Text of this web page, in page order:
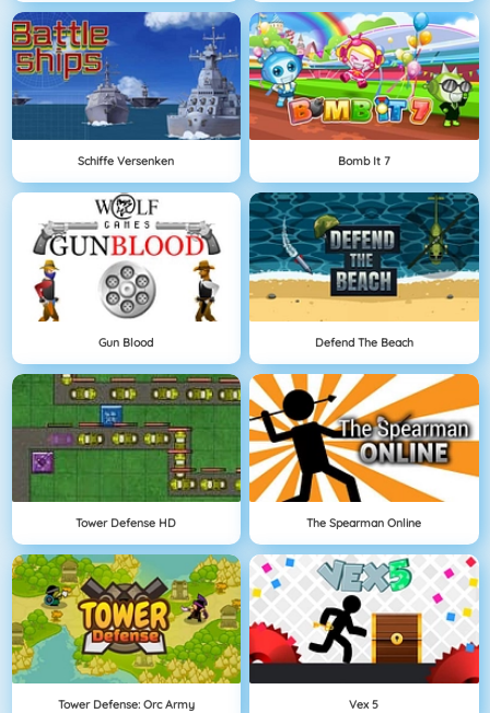
Schiffe Versenken Bomb It 7
Gun Blood Defend The Beach
Tower Defense HD The Spearman Online
Tower Defense: Orc Army Vex 5